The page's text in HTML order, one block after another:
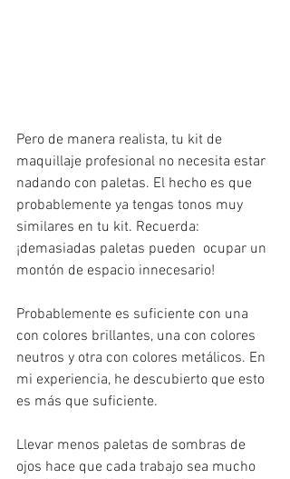
Pero de manera realista, tu kit de
maquillaje profesional no necesita estar
nadando con paletas. El hecho es que
probablemente ya tengas tonos muy
similares en tu kit. Recuerda:
¡demasiadas paletas pueden  ocupar un
montón de espacio innecesario!
Probablemente es suficiente con una
con colores brillantes, una con colores
neutros y otra con colores metálicos. En
mi experiencia, he descubierto que esto
es más que suficiente.
Llevar menos paletas de sombras de
ojos hace que cada trabajo sea mucho